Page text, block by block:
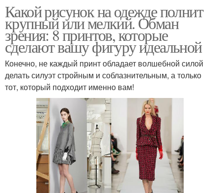
Какой рисунок на одежде полнит
крупный или мелкий. Обман
зрения: 8 принтов, которые
сделают вашу фигуру идеальной
Конечно, не каждый принт обладает волшебной силой
делать силуэт стройным и соблазнительным, а только
тот, который подходит именно вам!